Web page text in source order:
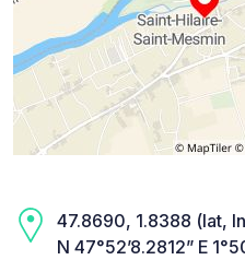
47.8690, 1.8388 (lat,
N 47°52’8.2812” E